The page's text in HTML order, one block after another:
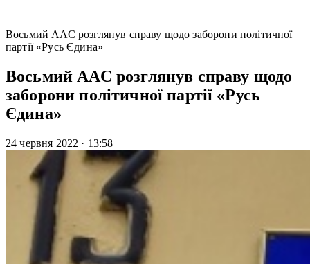
Восьмий ААС розглянув справу щодо заборони політичної
партії «Русь Єдина»
Восьмий ААС розглянув справу щодо
заборони політичної партії «Русь
Єдина»
24 червня 2022 · 13:58